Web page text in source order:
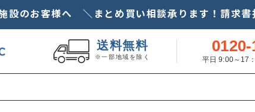
設のお客様へ ＼まとめ買い相談承ります！請求書
送料無料
※一部地域を除く 平日 9:00～17